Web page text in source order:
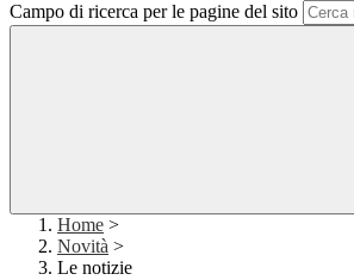
Campo di ricerca per le pagine del sito
Home >
Novità >
Le notizie